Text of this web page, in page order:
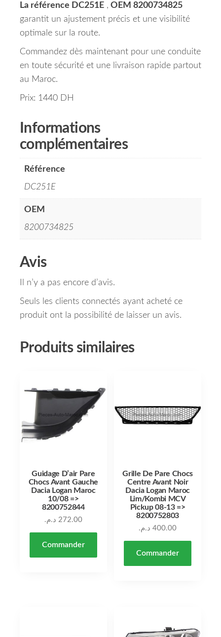
La référence DC251E , OEM 8200734825
garantit un ajustement précis et une visibilité
optimale sur la route.
Commandez dès maintenant pour une conduite
en toute sécurité et une livraison rapide partout
au Maroc.
Prix: 1440 DH
Informations
complémentaires
Référence
DC251E
OEM
8200734825
Avis
Il n’y a pas encore d’avis.
Seuls les clients connectés ayant acheté ce
produit ont la possibilité de laisser un avis.
Produits similaires
Guidage D’air Pare
Chocs Avant Gauche
Dacia Logan Maroc
10/08 =>
8200752844
272.00 د.م.
Commander
Grille De Pare Chocs
Centre Avant Noir
Dacia Logan Maroc
Lim/Kombi MCV
Pickup 08-13 =>
8200752803
400.00 د.م.
Commander